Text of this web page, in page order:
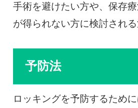
手術を避けたい方や、保存
が得られない方に検討される
予防法
ロッキングを予防するため